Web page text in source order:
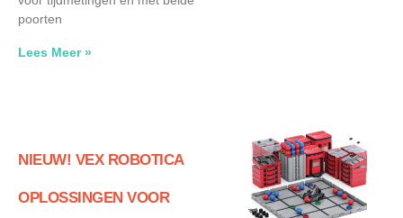
poorten
Lees Meer »
NIEUW! VEX ROBOTICA
OPLOSSINGEN VOOR